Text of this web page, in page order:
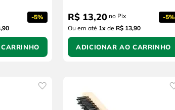
-5%
R$ 13,20 no Pix -5%
Ou em até 1x de R$ 13,90
ADICIONAR AO CARRINHO